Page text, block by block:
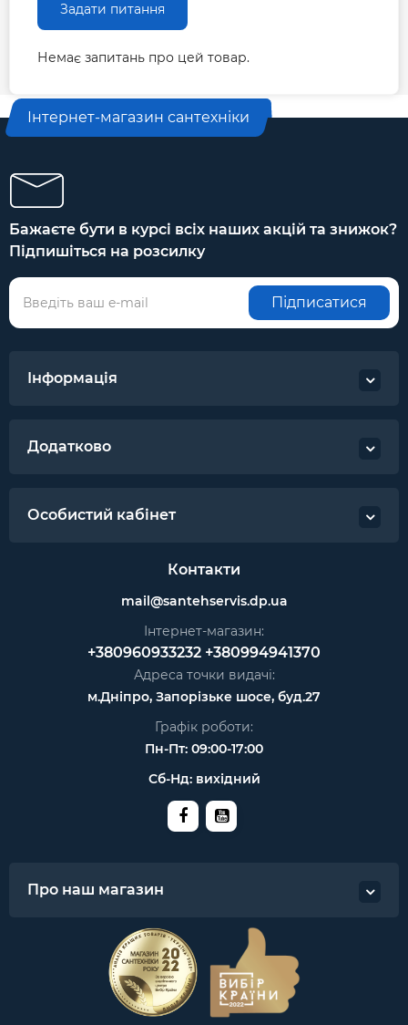
Задати питання
Немає запитань про цей товар.
Інтернет-магазин сантехніки
Бажаєте бути в курсі всіх наших акцій та знижок?
Підпишіться на розсилку
Підписатися
Інформація
Додатково
Особистий кабінет
Контакти
mail@santehservis.dp.ua
Інтернет-магазин:
+380960933232 +380994941370
Адреса точки видачі:
м.Дніпро, Запорізьке шосе, буд.27
Графік роботи:
Пн-Пт: 09:00-17:00
Сб-Нд: вихідний
Про наш магазин